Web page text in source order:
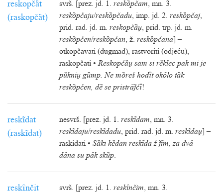
reskopčȁt
(raskopčȁt)
svrš. [prez. jd. 1. reskȍpčam, mn. 3.
reskȍpčaju/reskȍpčadu, imp. jd. 2. reskȍpčaj,
prid. rad. jd. m. reskopčȁ, prid. trp. jd. m.
reskȍpčen/reskȍpčan, ž. reskȍpčana ] –
otkopčavati (dugmad), rastvoriti (odjeću),
raskopčati •Reskopčȁ sam si rȅklec pak mi je
pȕkni gȕmp. Ne mȍreš hodȉt okȏlo tȁk
reskȍpčen, dȅ se pristrāčȉ !
reskĩdat
(raskĩdat)
nesvrš. [prez. jd. 1. reskĩdam, mn. 3.
reskĩdaju/reskĩdadu, prid. rad. jd. m. reskĩda ] –
raskidati • Sȁki kȅdan reskĩda ž ĩm, za dvȃ
dȃna su pȃk skȕp.
reskȋnčit
svrš. [prez. jd. 1. reskȋnčim, mn. 3.